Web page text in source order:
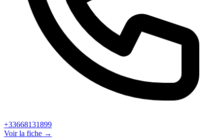
+33668131899
Voir la fiche →